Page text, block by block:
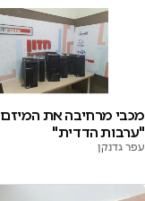
מכבי מרחיבה את המיזם
"ערבות הדדית"
עפר גדנקן